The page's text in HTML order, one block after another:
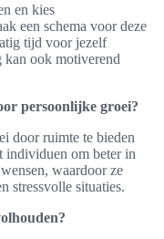
en kies
een schema voor deze
tijd voor jezelf
ook motiverend
persoonlijke groei?
door ruimte te bieden
individuen om beter in
waardoor ze
stressvolle situaties.